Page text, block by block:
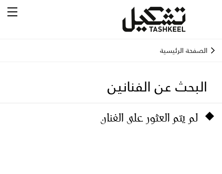
الصفحة الرئيسية
البحث عن الفنانين
لم يتم العثور على الفنان